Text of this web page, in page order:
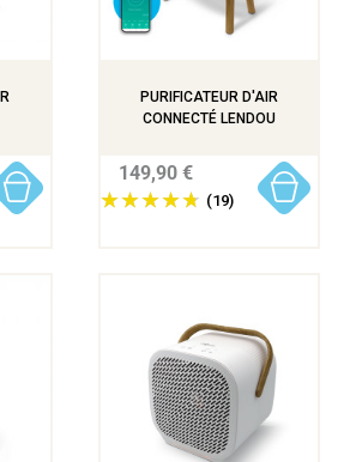
PURIFICATEUR D'AIR
CONNECTÉ LENDOU
(19)
149,90 €